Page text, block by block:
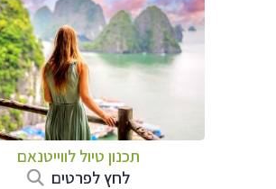
תכנון טיול לווייטנאם
לחץ לפרטים